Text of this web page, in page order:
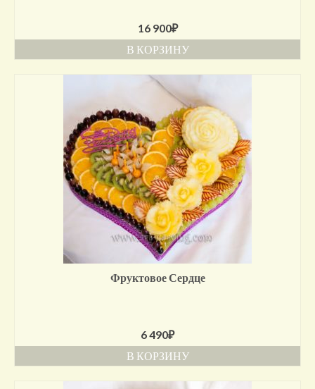
16 900₽
В КОРЗИНУ
Фруктовое Сердце
6 490₽
В КОРЗИНУ